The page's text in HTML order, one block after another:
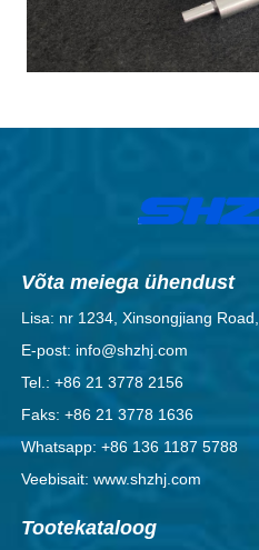
Võta meiega ühendust
Lisa: nr 1234, Xinsongjiang
E-post: info@shzhj.com
Tel.: +86 21 3778 2156
Faks: +86 21 3778 1636
Whatsapp: +86 136 1187 5788
Veebisait: www.shzhj.com
Tootekataloog